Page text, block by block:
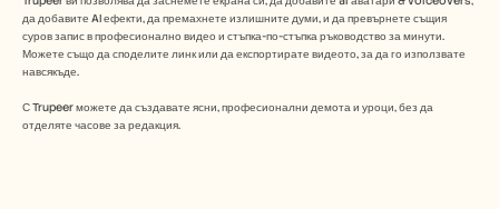
да добавите AI ефекти, да премахнете излишните думи, и да превърнете същия
суров запис в професионално видео и стъпка-по-стъпка ръководство за минути.
Можете също да споделите линк или да експортирате видеото, за да го използвате
навсякъде.
С Trupeer можете да създавате ясни, професионални демота и уроци, без да
отделяте часове за редакция.